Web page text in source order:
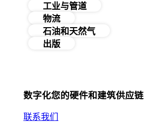
工业与管道
物流
石油和天然气
出版
数字化您的硬件和建筑供应链
联系我们